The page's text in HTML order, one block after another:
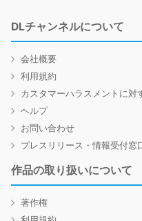
DLチャンネルについて
会社概要
利用規約
カスタマーハラスメントに対
ヘルプ
お問い合わせ
プレスリリース・情報受付窓
作品の取り扱いについて
著作権